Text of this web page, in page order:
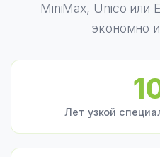
MiniMax, Unico или
экономно
Лет узкой